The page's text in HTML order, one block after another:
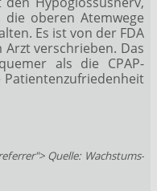
oberen Atemwege
Es ist von der FDA
verschrieben. Das
als die CPAP-
Quelle: Wachstums-